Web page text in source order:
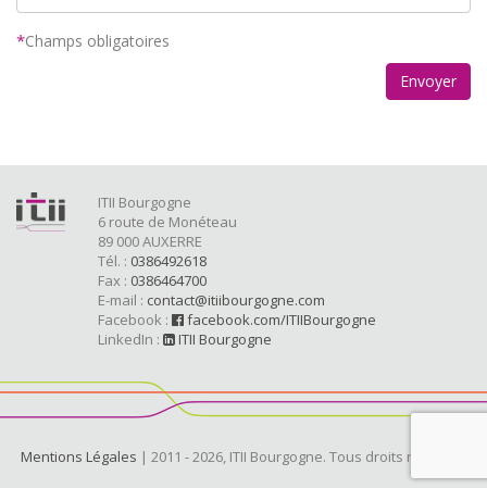
Champs obligatoires
Envoyer
ITII Bourgogne
6 route de Monéteau
89 000 AUXERRE
Tél. : 0386492618
Fax : 0386464700
E-mail : contact@itiibourgogne.com
Facebook :
facebook.com/ITIIBourgogne
LinkedIn :
ITII Bourgogne
Mentions Légales | 2011 - 2026, ITII Bourgogne. Tous droits réservés